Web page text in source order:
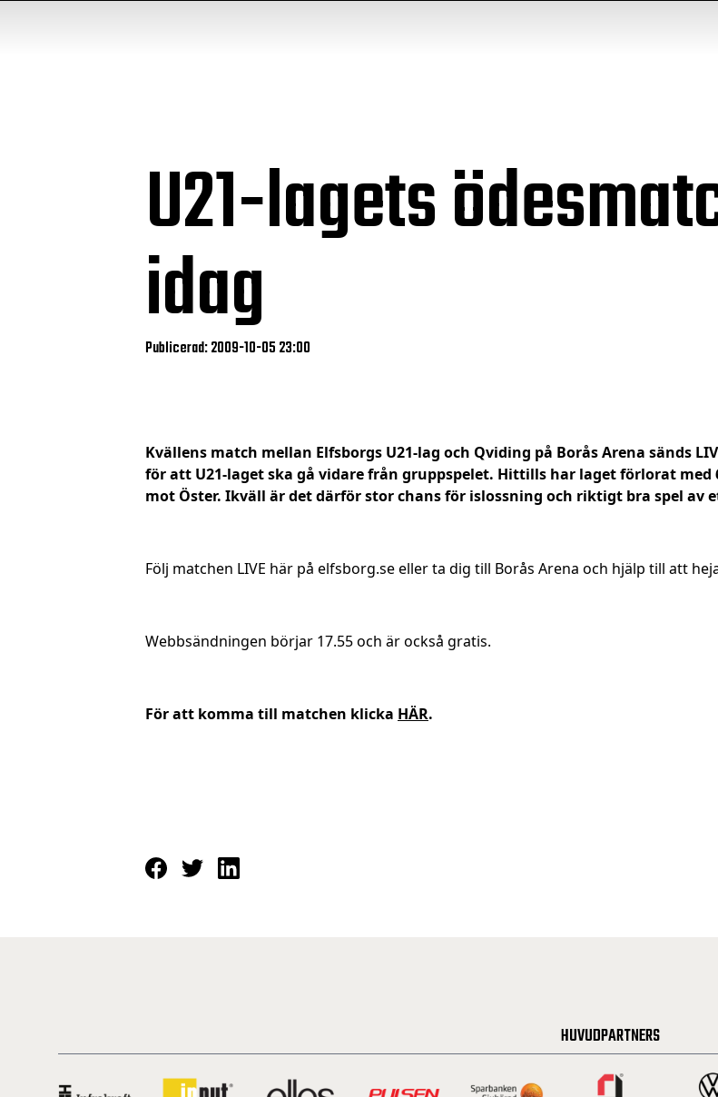
U21-lagets
idag
Publicerad: 2009-10-05 23:00
Kvällens match mellan Elfsborgs U21-lag och Qviding på Borås Arena sänds
för att U21-laget ska gå vidare från gruppspelet. Hittills har laget förlorat
mot Öster. Ikväll är det därför stor chans för islossning och riktigt bra spel av
Följ matchen LIVE här på elfsborg.se eller ta dig till Borås Arena och hjälp till att
Webbsändningen börjar 17.55 och är också gratis.
För att komma till matchen klicka HÄR.
HUVUDPARTNERS